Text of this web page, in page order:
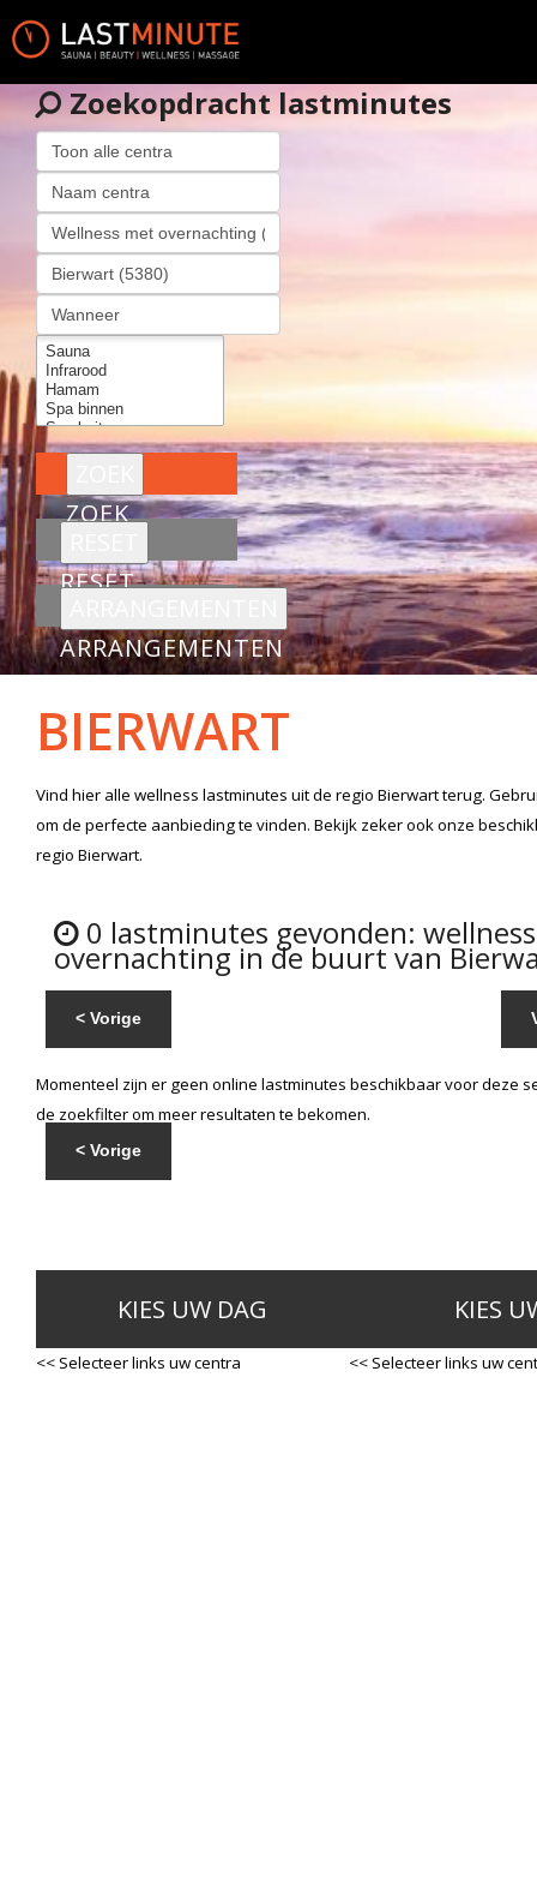
Zoekopdracht lastminutes
ZOEK
RESET
ARRANGEMENTEN
BIERWART
Vind hier alle wellness lastminutes uit de regio Bierwartterug.
om de perfecte aanbieding te vinden. Bekijk zeker ook onze
regio Bierwart.
0 lastminutes gevonden:
overnachting in de buurt van
< Vorige
Momenteel zijn er geen online lastminutes beschikbaar voor deze
de zoekfilter om meer resultaten te bekomen.
< Vorige
KIES UW DAG
<< Selecteer links uw centra
KIES
<< Selecteer links uw